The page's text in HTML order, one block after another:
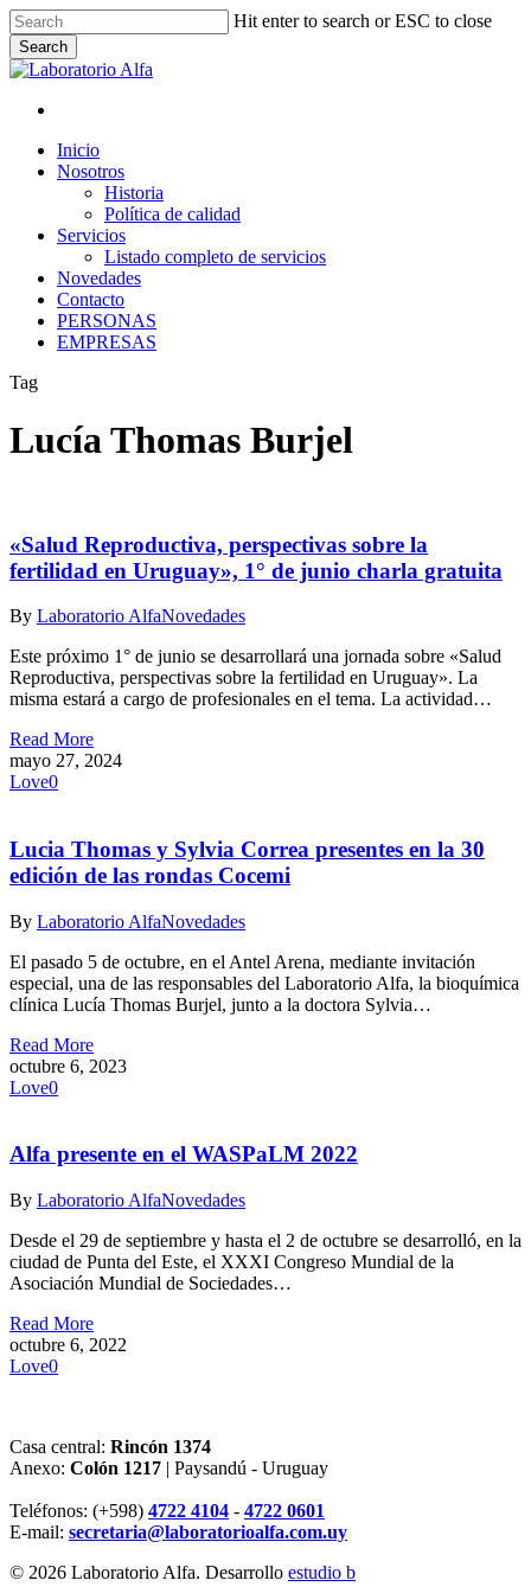
Skip
to
main
content
Hit enter to search or ESC to close
Search
Close
Menu
Menu
Inicio
Nosotros
Historia
Política de calidad
Servicios
Listado completo de servicios
Novedades
Contacto
PERSONAS
EMPRESAS
Tag
Lucía Thomas Burjel
«Salud Reproductiva, perspectivas sobre la
fertilidad en Uruguay», 1° de junio charla gratuita
By Laboratorio AlfaNovedades
Este próximo 1° de junio se desarrollará una jornada sobre «Salud
Reproductiva, perspectivas sobre la fertilidad en Uruguay». La
misma estará a cargo de profesionales en el tema. La actividad…
Read More
mayo 27, 2024
Love0
Lucia Thomas y Sylvia Correa presentes en la 30
edición de las rondas Cocemi
By Laboratorio AlfaNovedades
El pasado 5 de octubre, en el Antel Arena, mediante invitación
especial, una de las responsables del Laboratorio Alfa, la bioquímica
clínica Lucía Thomas Burjel, junto a la doctora Sylvia…
Read More
octubre 6, 2023
Love0
Alfa presente en el WASPaLM 2022
By Laboratorio AlfaNovedades
Desde el 29 de septiembre y hasta el 2 de octubre se desarrolló, en la
ciudad de Punta del Este, el XXXI Congreso Mundial de la
Asociación Mundial de Sociedades…
Read More
octubre 6, 2022
Love0
Casa central: Rincón 1374
Anexo: Colón 1217 | Paysandú - Uruguay
Teléfonos: (+598) 4722 4104 - 4722 0601
E-mail: secretaria@laboratorioalfa.com.uy
© 2026 Laboratorio Alfa. Desarrollo estudio b